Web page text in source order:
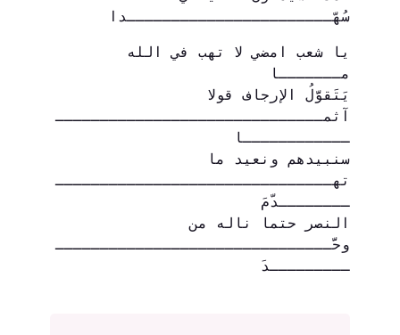
سُهّـــــــــــــــــــــــدا
مـــــــا
آثمــــــــــــــــــــــــــــــ
ــــــــــــا
تهـــــــــــــــــــــــــــــــ
ــــــــدّمَ
النصر حتما ناله من
وحَّـــــــــــــــــــــــــــــــ
ـــــــــدَ